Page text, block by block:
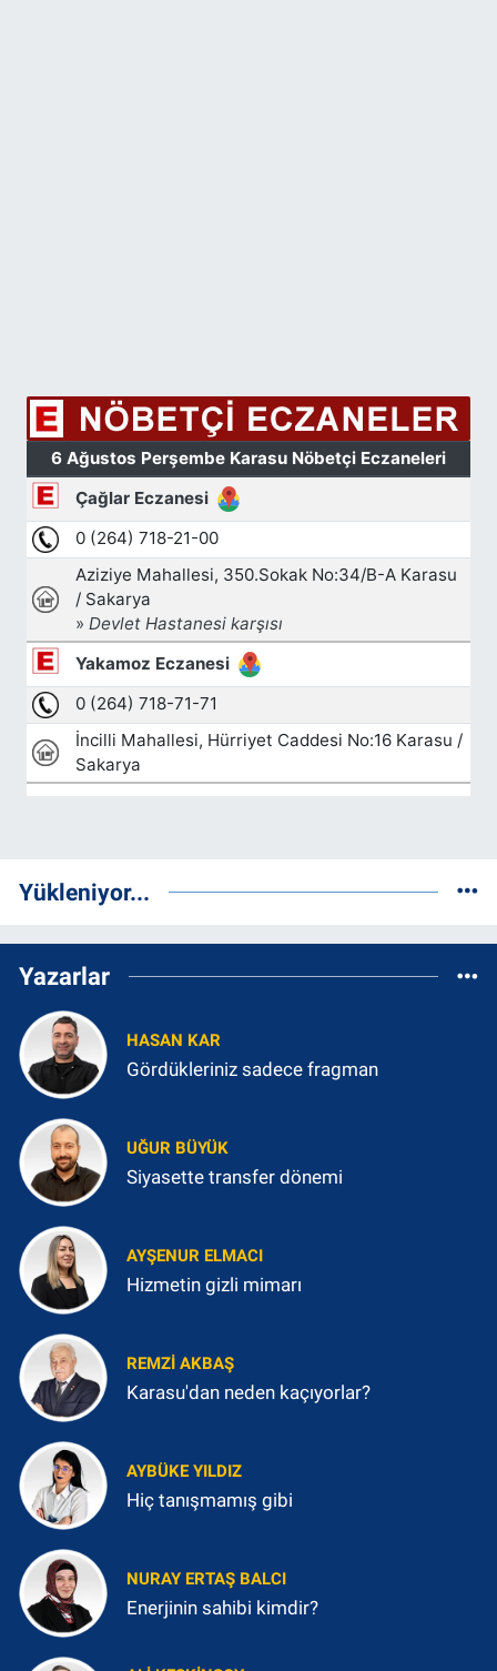
Yükleniyor...
Yazarlar
HASAN KAR
Gördükleriniz sadece fragman
UĞUR BÜYÜK
Siyasette transfer dönemi
AYŞENUR ELMACI
Hizmetin gizli mimarı
REMZI AKBAŞ
Karasu'dan neden kaçıyorlar?
AYBÜKE YILDIZ
Hiç tanışmamış gibi
NURAY ERTAŞ BALCI
Enerjinin sahibi kimdir?